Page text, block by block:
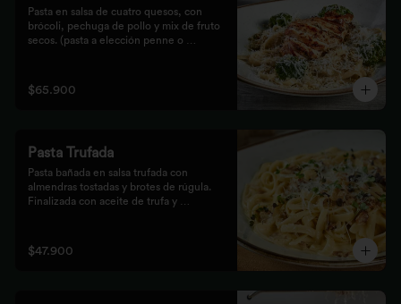
Pasta en salsa de cuatro quesos, con
brócoli, pechuga de pollo y mix de fruto
secos. (pasta a elección penne o
$65.900
Pasta Trufada
Pasta bañada en salsa trufada con
almendras tostadas y brotes de rúgula.
Finalizada con aceite de trufa y
$47.900